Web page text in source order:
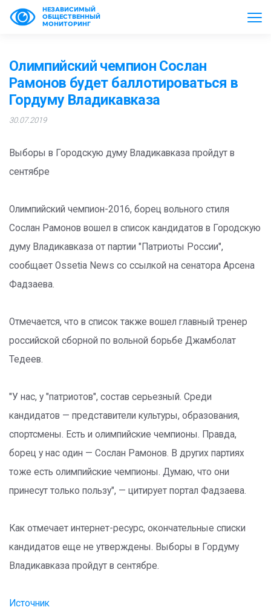
НЕЗАВИСИМЫЙ
ОБЩЕСТВЕННЫЙ
МОНИТОРИНГ
Олимпийский чемпион Сослан
Рамонов будет баллотироваться в
Гордуму Владикавказа
30.07.2019
Выборы в Городскую думу Владикавказа пройдут в
сентябре
Олимпийский чемпион-2016, борец вольного стиля
Сослан Рамонов вошел в список кандидатов в Городскую
думу Владикавказа от партии "Патриоты России",
сообщает Ossetia News со ссылкой на сенатора Арсена
Фадзаева.
Отмечается, что в список также вошел главный тренер
российской сборной по вольной борьбе Джамболат
Тедеев.
"У нас, у "патриотов", состав серьезный. Среди
кандидатов — представители культуры, образования,
спортсмены. Есть и олимпийские чемпионы. Правда,
борец у нас один — Сослан Рамонов. В других партиях
тоже есть олимпийские чемпионы. Думаю, что они
принесут только пользу", — цитирует портал Фадзаева.
Как отмечает интернет-ресурс, окончательные списки
кандидатов еще не утверждены. Выборы в Гордуму
Владикавказа пройдут в сентябре.
Источник